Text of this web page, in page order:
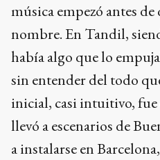
música empezó antes
nombre. En Tandil,
había algo que lo
sin entender del todo
inicial, casi intuitivo, fue
llevó a escenarios de
a instalarse en